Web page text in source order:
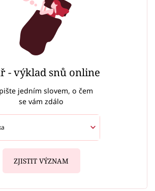
- výklad snů online
jedním slovem, o čem
se vám zdálo
ZJISTIT VÝZNAM